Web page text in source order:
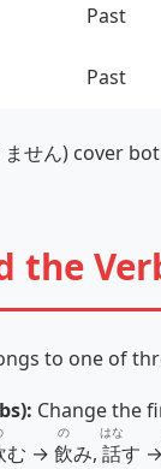
Past
Past
せん) cover
to one of
Change the
む → 飲
の
み, 話
はな
す →